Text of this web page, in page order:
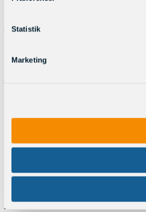
Statistik
Marketing
Adresse
Dyrehavegårdsvej 13
Kontakt